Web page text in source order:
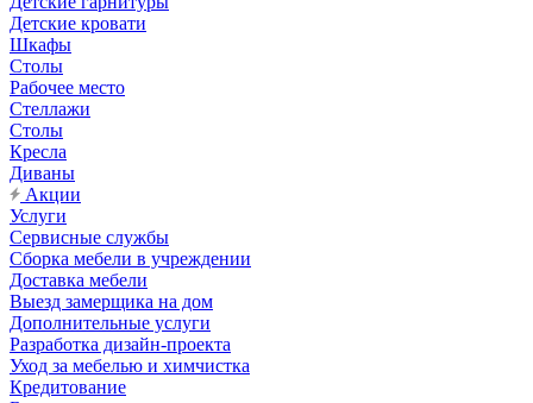
Детские кровати
Шкафы
Столы
Рабочее место
Стеллажи
Столы
Кресла
Диваны
Акции
Услуги
Сервисные службы
Сборка мебели в учреждении
Доставка мебели
Выезд замерщика на дом
Дополнительные услуги
Разработка дизайн-проекта
Уход за мебелью и химчистка
Кредитование